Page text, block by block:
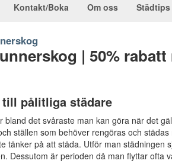
Kontakt/Boka Om oss Städtips
| 50% rabatt
till pålitliga städare
bland det svåraste man kan göra när det
ställen som behöver rengöras och
tänker på att städa. Utför man städningen
Dessutom är perioden då man flyttar ofta